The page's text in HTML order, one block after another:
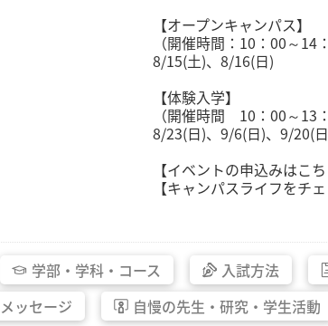
【オープンキャンパス】
（開催時間：10：00～14
8/15(土)、8/16(日)
【体験入学】
（開催時間 10：00～13：
8/23(日)、9/6(日)、9/20(
【イベントの申込みは
【キャンパスライフを
学部・ 学科・ コース 入試方法
メッセージ 自慢の先生・ 研究・ 学生活動